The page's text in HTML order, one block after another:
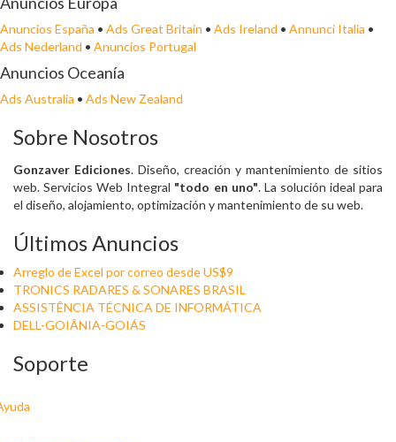
Anuncios España • Ads Great Britain • Ads Ireland • Annunci Italia •
Ads Nederland • Anuncios Portugal
Anuncios Oceanía
Ads Australia • Ads New Zealand
Sobre Nosotros
Gonzaver Ediciones. Diseño, creación y mantenimiento de sitios
web. Servicios Web Integral "todo en uno". La solución ideal para
el diseño, alojamiento, optimización y mantenimiento de su web.
Últimos Anuncios
Arreglo de Excel por correo desde US$9
TRONICS RADARES & SONARES BRASIL
ASSISTÊNCIA TÉCNICA DE INFORMÁTICA
DELL-GOIÂNIA-GOIÁS
Soporte